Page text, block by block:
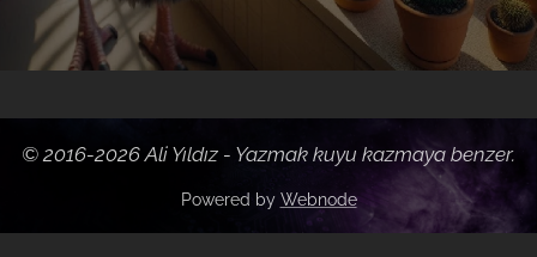
© 2016-2026 Ali Yıldız - Yazmak kuyu kazmaya benzer.
Powered by Webnode